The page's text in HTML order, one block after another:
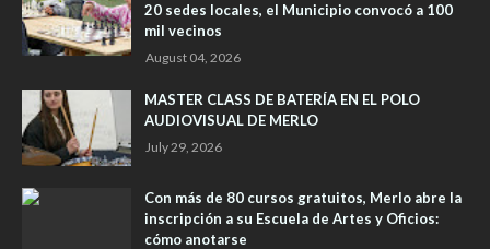
20 sedes locales, el Municipio convocó a 100
mil vecinos
August 04, 2026
MASTER CLASS DE BATERÍA EN EL POLO
AUDIOVISUAL DE MERLO
July 29, 2026
Con más de 80 cursos gratuitos, Merlo abre la
inscripción a su Escuela de Artes y Oficios:
cómo anotarse